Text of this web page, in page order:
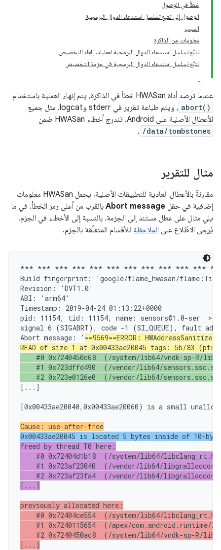
خطأ في الوصول
الوصول إلى تتبع تسلسل استدعاء الدوال البرمجية
السبب
معلومات عن الذاكرة
تتبُّع تسلسل استدعاء الدوال البرمجية لعمليات إلغاء التخصيص
تتبُّع تسلسل استدعاء الدوال البرمجية في حزمة التخصيص
عندما ترصد أداة HWASan خطأ في الذاكرة، يتم إنهاء العملية باستخدام
abort()
، ويتم طباعة تقرير في stderr وlogcat. مثل جميع
الأعطال الأصلية على Android، تندرج أخطاء HWASan ضمن
/data/tombstones
.
مثال للتقرير
مقارنةً بالأعطال العادية للتطبيقات الأصلية، يحمل HWASan معلومات
إضافية في حقل Abort message بالقرب من أعلى رمز الخطأ. في ما
يلي مثال على عطل مستند إلى الحِزمة. بالنسبة إلى الأخطاء في الحِزم،
يُرجى الاطّلاع على الملاحظة للأقسام المتعلّقة بالحِزم.
*** *** *** *** *** *** *** *** *** *** ***
Build fingerprint: 'google/flame_hwasan/
Revision: 'DVT1.0'
ABI: 'arm64'
Timestamp: 2019-04-24 01:13:22+0000
pid: 11154, tid: 11154, name: sensors@1.0-ser
signal 6 (SIGABRT), code -1 (SI_QUEUE), fault
Abort message: ' ==9569==ERROR:
READ of size 1 at 0x00433ae20045 tags: 5b/83
#0 0x7240450c68  (/system/lib64/vndk-sp-R/
#1 0x723dffd490  (/vendor/lib64/
#2 0x723e0126e0  (/vendor/lib64/
[...]
[0x00433ae20040,0x00433ae20060) is a small
Cause: use-after-free
0x00433ae20045 is located 5 bytes inside of 10-byte
freed by thread T0 here:
#0 0x72404d1b18  (/system/lib64/
#1 0x723af23040  (/vendor/lib64/
#2 0x723af23fa4  (/vendor/lib64/
[...]
previously allocated here:
#0 0x72404ce554  (/system/lib64/
#1 0x7240115654  (/apex/com.android.runtime/
#2 0x7240450ac8  (/system/lib64/vndk-sp-R/
[...]